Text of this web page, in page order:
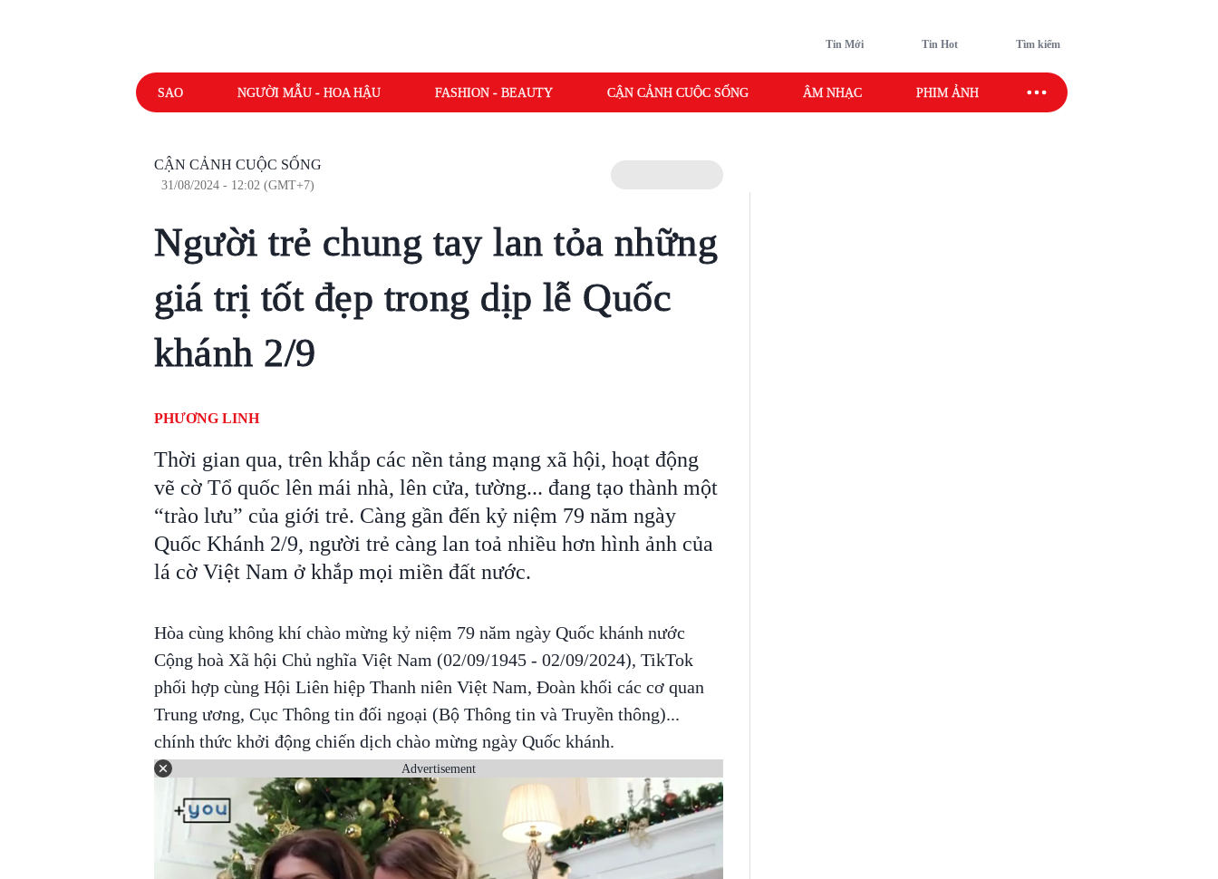
Tin Mới Tin Hot Tìm kiếm
SAO NGƯỜI MẪU - HOA HẬU FASHION - BEAUTY CẬN CẢNH CUỘC SỐNG ÂM NHẠC PHIM ẢNH SAO SPORT
CẬN CẢNH CUỘC SỐNG
31/08/2024 - 12:02 (GMT+7)
Người trẻ chung tay lan tỏa những
giá trị tốt đẹp trong dịp lễ Quốc
khánh 2/9
PHƯƠNG LINH
Thời gian qua, trên khắp các nền tảng mạng xã hội, hoạt động
vẽ cờ Tổ quốc lên mái nhà, lên cửa, tường... đang tạo thành một
“trào lưu” của giới trẻ. Càng gần đến kỷ niệm 79 năm ngày
Quốc Khánh 2/9, người trẻ càng lan toả nhiều hơn hình ảnh của
lá cờ Việt Nam ở khắp mọi miền đất nước.
Hòa cùng không khí chào mừng kỷ niệm 79 năm ngày Quốc khánh nước
Cộng hoà Xã hội Chủ nghĩa Việt Nam (02/09/1945 - 02/09/2024), TikTok
phối hợp cùng Hội Liên hiệp Thanh niên Việt Nam, Đoàn khối các cơ quan
Trung ương, Cục Thông tin đối ngoại (Bộ Thông tin và Truyền thông)...
chính thức khởi động chiến dịch chào mừng ngày Quốc khánh.
Advertisement